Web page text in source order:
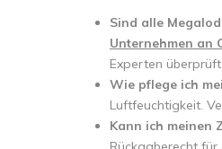
Sind alle
Unternehmen an
Experten überprüft.
Wie pflege ich
Luftfeuchtigkeit.
Kann ich meinen